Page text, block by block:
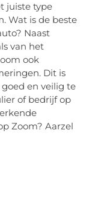
juiste type
Wat is de beste
Naast
van het
ook
Dit is
en veilig te
of bedrijf op
Zoom? Aarzel